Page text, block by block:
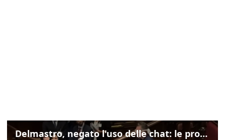
Delmastro, negato l'uso delle chat: le proteste di Avs e M5s